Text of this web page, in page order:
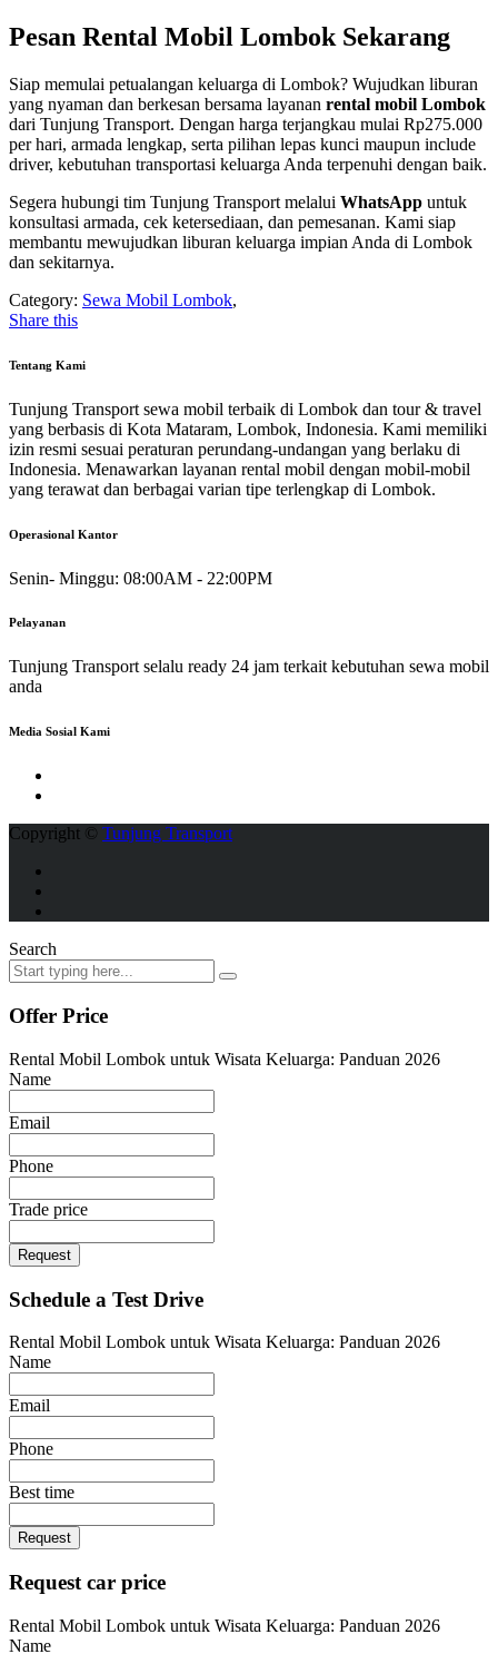
Pesan Rental Mobil Lombok Sekarang
Siap memulai petualangan keluarga di Lombok? Wujudkan liburan
yang nyaman dan berkesan bersama layanan rental mobil Lombok
dari Tunjung Transport. Dengan harga terjangkau mulai Rp275.000
per hari, armada lengkap, serta pilihan lepas kunci maupun include
driver, kebutuhan transportasi keluarga Anda terpenuhi dengan baik.
Segera hubungi tim Tunjung Transport melalui WhatsApp untuk
konsultasi armada, cek ketersediaan, dan pemesanan. Kami siap
membantu mewujudkan liburan keluarga impian Anda di Lombok
dan sekitarnya.
Category: Sewa Mobil Lombok,
Share this
Tentang Kami
Tunjung Transport sewa mobil terbaik di Lombok dan tour & travel
yang berbasis di Kota Mataram, Lombok, Indonesia. Kami memiliki
izin resmi sesuai peraturan perundang-undangan yang berlaku di
Indonesia. Menawarkan layanan rental mobil dengan mobil-mobil
yang terawat dan berbagai varian tipe terlengkap di Lombok.
Operasional Kantor
Senin- Minggu: 08:00AM - 22:00PM
Pelayanan
Tunjung Transport selalu ready 24 jam terkait kebutuhan sewa mobil
anda
Media Sosial Kami
Copyright © Tunjung Transport
Search
Offer Price
Rental Mobil Lombok untuk Wisata Keluarga: Panduan 2026
Name
Email
Phone
Trade price
Request
Schedule a Test Drive
Rental Mobil Lombok untuk Wisata Keluarga: Panduan 2026
Name
Email
Phone
Best time
Request
Request car price
Rental Mobil Lombok untuk Wisata Keluarga: Panduan 2026
Name